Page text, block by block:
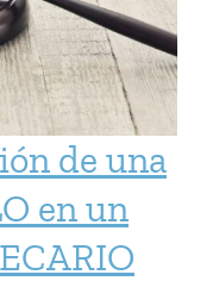
de una
en un